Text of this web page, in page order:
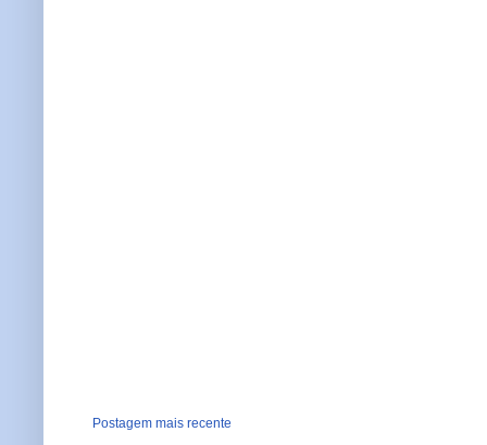
Postagem mais recente